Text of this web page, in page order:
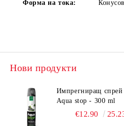
Форма на тока:
Нови продукти
Импрегниращ спрей
Aqua stop - 300 ml
€12.90